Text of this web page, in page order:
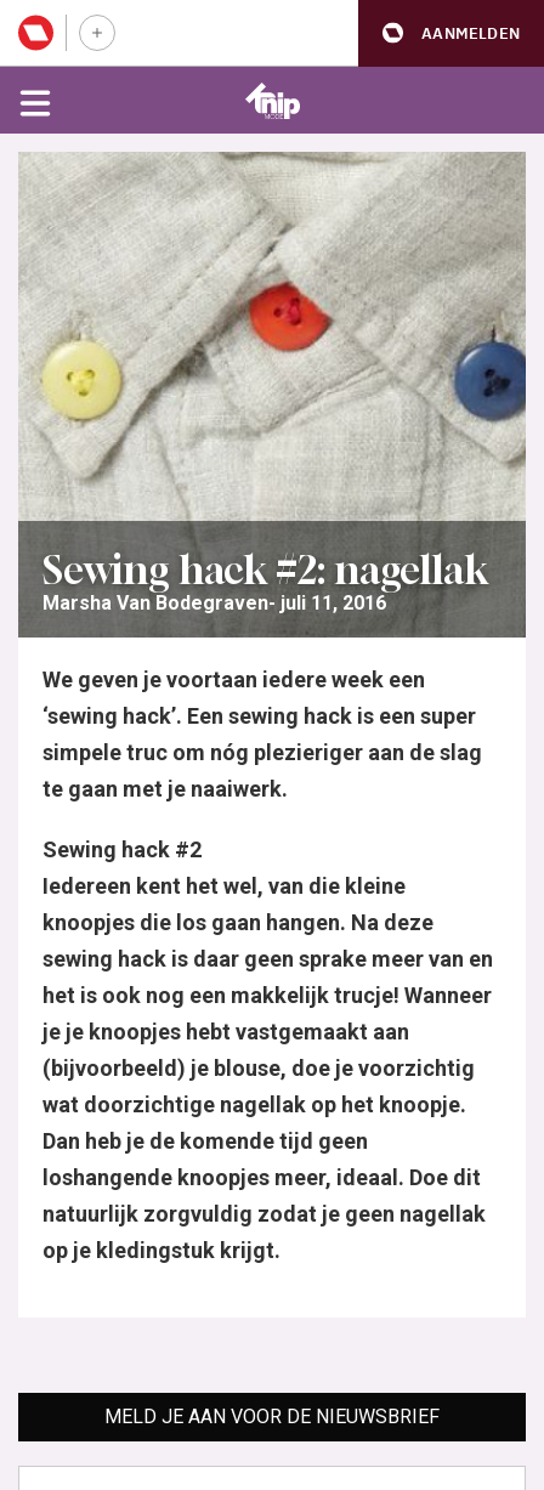
AANMELDEN
Sewing hack #2: nagellak
Marsha Van Bodegraven juli 11, 2016
We geven je voortaan iedere week een
‘sewing hack’. Een sewing hack is een super
simpele truc om nóg plezieriger aan de slag
te gaan met je naaiwerk.
Sewing hack #2
Iedereen kent het wel, van die kleine
knoopjes die los gaan hangen. Na deze
sewing hack is daar geen sprake meer van en
het is ook nog een makkelijk trucje! Wanneer
je je knoopjes hebt vastgemaakt aan
(bijvoorbeeld) je blouse, doe je voorzichtig
wat doorzichtige nagellak op het knoopje.
Dan heb je de komende tijd geen
loshangende knoopjes meer, ideaal. Doe dit
natuurlijk zorgvuldig zodat je geen nagellak
op je kledingstuk krijgt.
MELD JE AAN VOOR DE NIEUWSBRIEF